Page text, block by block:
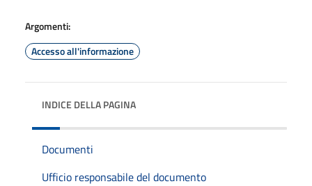
Argomenti:
Accesso all'informazione
INDICE DELLA PAGINA
Documenti
Ufficio responsabile del documento